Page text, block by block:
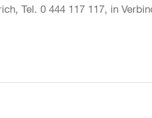
Tel. 0 444 117 117, in